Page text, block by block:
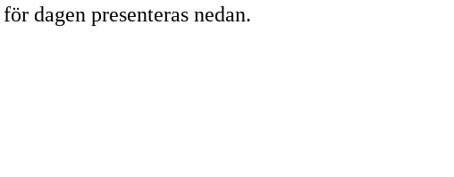
dagen presenteras nedan.